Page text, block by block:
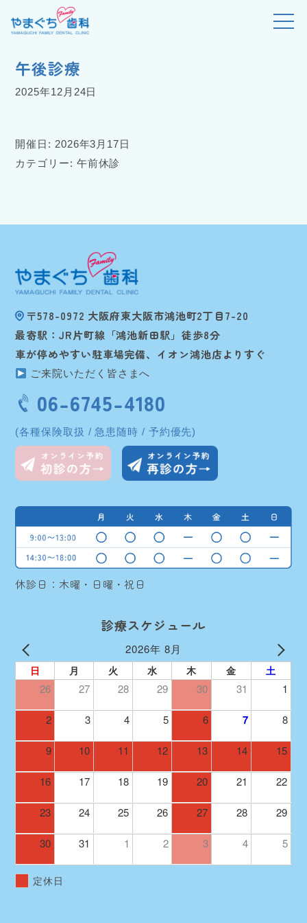
やまぐちファミリー歯科
午後診療
2025年12月24日
開催日: 2026年3月17日
カテゴリー: 午前休診
〒578-0972 大阪府東大阪市鴻池町2丁目7-20
最寄駅：JR片町線「鴻池新田駅」徒歩8分
車が停めやすい駐車場完備、イオン鴻池店よりすぐ
ご来院いただく皆さまへ
06-6745-4180
(各種保険取扱 / 急患随時 / 予約優先)
休診日：木曜・日曜・祝日
診療スケジュール
2026年 8月
日 月 火 水 木 金 土
26 27 28 29 30 31 1
2 3 4 5 6 7 8
9 10 11 12 13 14 15
16 17 18 19 20 21 22
23 24 25 26 27 28 29
30 31 1 2 3 4 5
定休日